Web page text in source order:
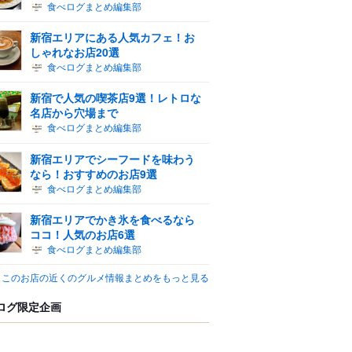
食べログまとめ編集部
新宿エリアにある人気カフェ！お
しゃれなお店20選
食べログまとめ編集部
新宿で人気の喫茶店9選！レトロな
名店から穴場まで
食べログまとめ編集部
新宿エリアでシーフードを味わう
なら！おすすめのお店9選
食べログまとめ編集部
新宿エリアでかき氷を食べるなら
ココ！人気のお店6選
食べログまとめ編集部
このお店の近くのグルメ情報まとめをもっと見る
グ限定企画